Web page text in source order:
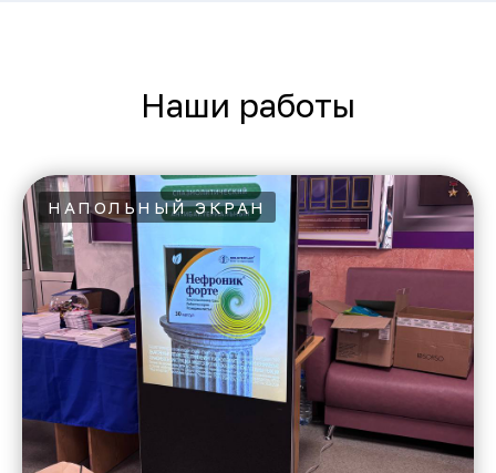
Наши работы
НАПОЛЬНЫЙ ЭКРАН